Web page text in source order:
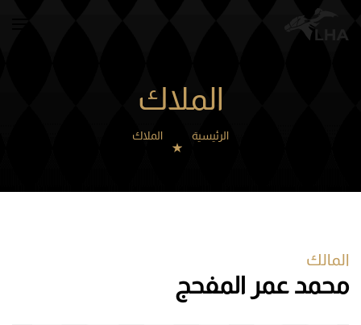
الملاك
الرئيسية الملاك
المالك
محمد عمر المفحج